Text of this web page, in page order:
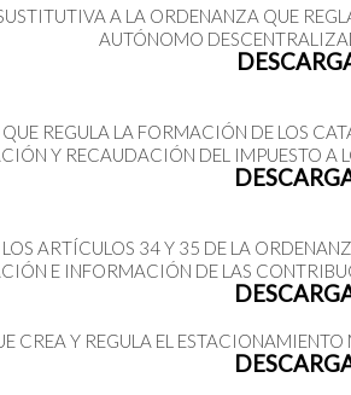
A LA ORDENANZA QUE
AUTÓNOMO
REGULA LA FORMACIÓN DE LOS
Y RECAUDACIÓN DEL IMPUESTO A
ARTÍCULOS 34 Y 35 DE LA
E INFORMACIÓN DE LAS
CREA Y REGULA EL